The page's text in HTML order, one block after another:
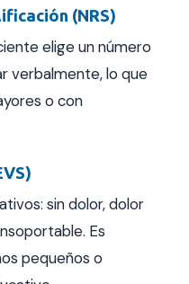
(NRS)
elige un número
verbalmente, lo que
o con
sin dolor, dolor
Es
pequeños o